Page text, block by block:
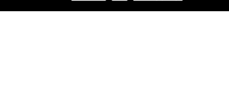
COPYRIGHT